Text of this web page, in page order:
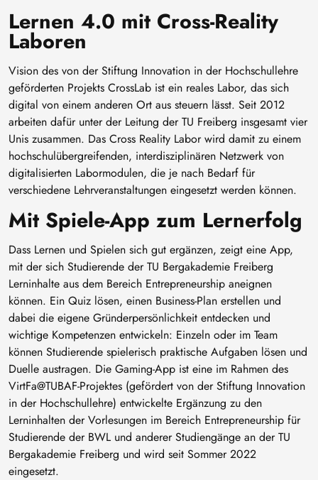
Lernen 4.0 mit Cross-Reality
Laboren
Vision des von der Stiftung Innovation in der Hochschullehre
geförderten Projekts CrossLab ist ein reales Labor, das sich
digital von einem anderen Ort aus steuern lässt. Seit 2012
arbeiten dafür unter der Leitung der TU Freiberg insgesamt vier
Unis zusammen. Das Cross Reality Labor wird damit zu einem
hochschulübergreifenden, interdisziplinären Netzwerk von
digitalisierten Labormodulen, die je nach Bedarf für
verschiedene Lehrveranstaltungen eingesetzt werden können.
Mit Spiele-App zum Lernerfolg
Dass Lernen und Spielen sich gut ergänzen, zeigt eine App,
mit der sich Studierende der TU Bergakademie Freiberg
Lerninhalte aus dem Bereich Entrepreneurship aneignen
können. Ein Quiz lösen, einen Business-Plan erstellen und
dabei die eigene Gründerpersönlichkeit entdecken und
wichtige Kompetenzen entwickeln: Einzeln oder im Team
können Studierende spielerisch praktische Aufgaben lösen und
Duelle austragen. Die Gaming-App ist eine im Rahmen des
VirtFa@TUBAF-Projektes (gefördert von der Stiftung Innovation
in der Hochschullehre) entwickelte Ergänzung zu den
Lerninhalten der Vorlesungen im Bereich Entrepreneurship für
Studierende der BWL und anderer Studiengänge an der TU
Bergakademie Freiberg und wird seit Sommer 2022
eingesetzt.